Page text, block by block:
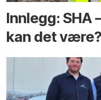
Innlegg: SHA
kan det være?